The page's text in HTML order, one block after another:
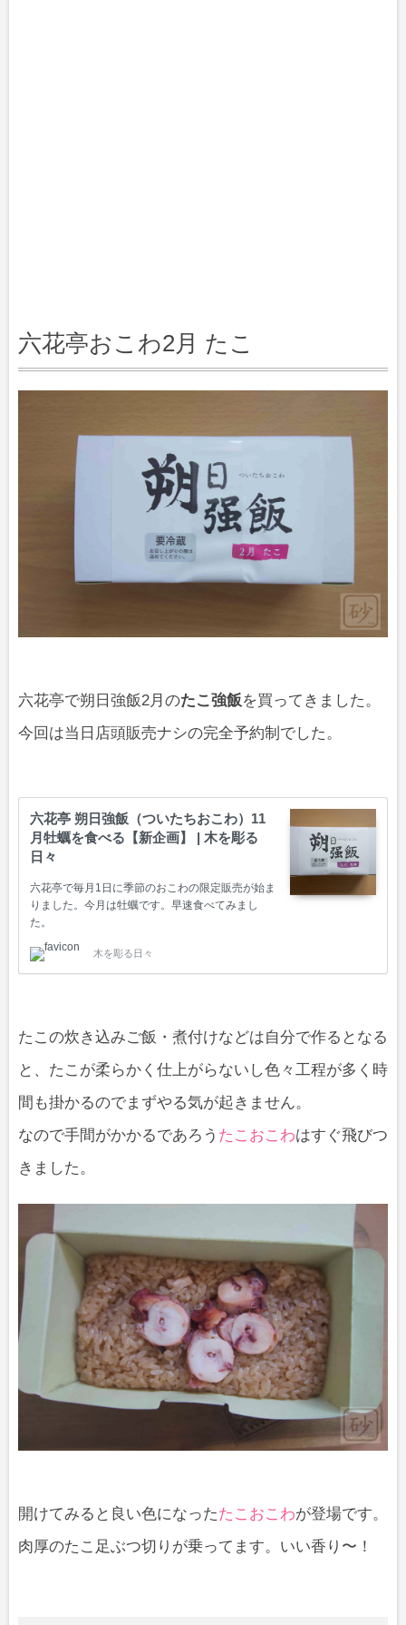
六花亭おこわ2月 たこ
六花亭で朔日強飯2月のたこ強飯を買ってきました。
今回は当日店頭販売ナシの完全予約制でした。
六花亭 朔日強飯（ついたちおこわ）11
月牡蠣を食べる【新企画】 | 木を彫る
日々
六花亭で毎月1日に季節のおこわの限定販売が始ま
りました。今月は牡蠣です。早速食べてみまし
た。
木を彫る日々
たこの炊き込みご飯・煮付けなどは自分で作るとなる
と、たこが柔らかく仕上がらないし色々工程が多く時
間も掛かるのでまずやる気が起きません。
なので手間がかかるであろう たこおこわはすぐ飛びつ
きました。
開けてみると良い色になったたこおこわが登場です。
肉厚のたこ足ぶつ切りが乗ってます。いい香り〜！